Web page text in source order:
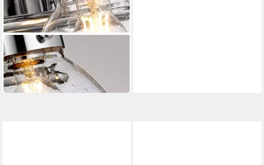
ELSTEAD LIGHTING
Wandleuchte
228,99 €
in 8-10 Werktagen bei dir